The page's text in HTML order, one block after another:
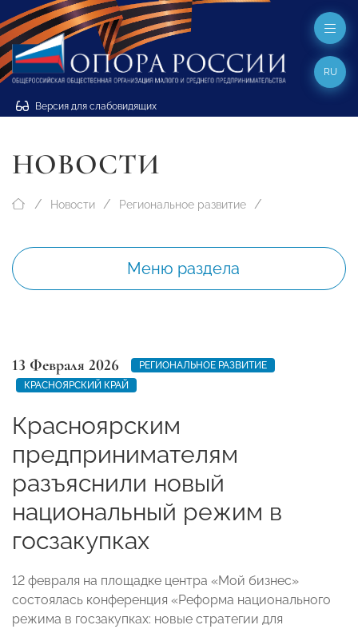
Версия для слабовидящих
RU
НОВОСТИ
Новости Региональное развитие
Меню раздела
13 Февраля 2026
РЕГИОНАЛЬНОЕ РАЗВИТИЕ
КРАСНОЯРСКИЙ КРАЙ
Красноярским
предпринимателям
разъяснили новый
национальный режим в
госзакупках
12 февраля на площадке центра «Мой бизнес»
состоялась конференция «Реформа национального
режима в госзакупках: новые стратегии для